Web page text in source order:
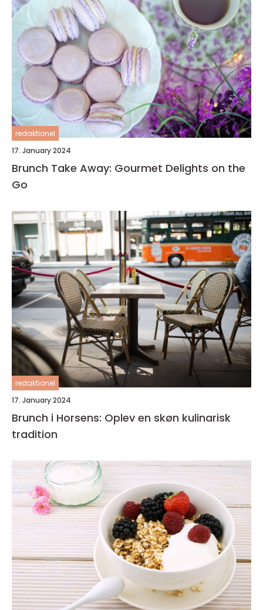
redaktionel
17. January 2024
Brunch Take Away: Gourmet Delights on the
Go
redaktionel
17. January 2024
Brunch i Horsens: Oplev en skøn kulinarisk
tradition